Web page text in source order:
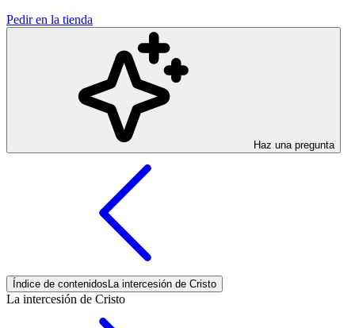
Pedir en la tienda
Haz una pregunta
Índice de contenidos La intercesión de Cristo
La intercesión de Cristo